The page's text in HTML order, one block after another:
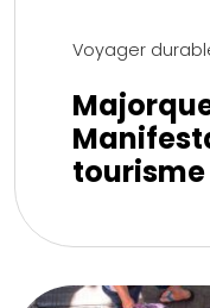
Voyager